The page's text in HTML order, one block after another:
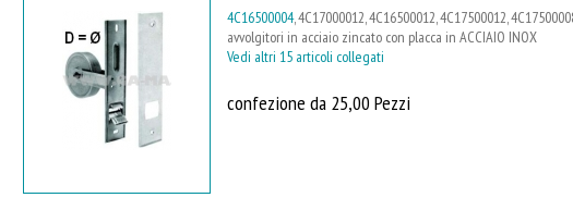
4C16500004, 4C17000012, 4C16500012, 4C17500012,
avvolgitori in acciaio zincato con placca in ACCIAIO INOX
Vedi altri 15 articoli collegati
confezione da 25,00 Pezzi